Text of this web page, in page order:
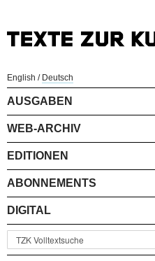
English / Deutsch
AUSGABEN
WEB-ARCHIV
EDITIONEN
ABONNEMENTS
DIGITAL